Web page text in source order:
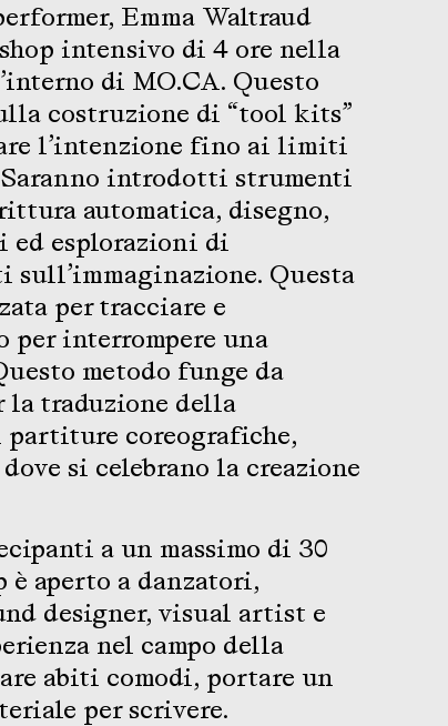
Emma Waltraud
intensivo di 4 ore nella
di MO.CA. Questo
costruzione di “tool kits”
l’intenzione fino ai limiti
introdotti strumenti
automatica, disegno,
ed esplorazioni di
sull’immaginazione. Questa
per tracciare e
per interrompere una
metodo funge da
la traduzione della
partiture coreografiche,
si celebrano la creazione
a un massimo di 30
aperto a danzatori,
designer, visual artist e
nel campo della
abiti comodi, portare un
per scrivere.